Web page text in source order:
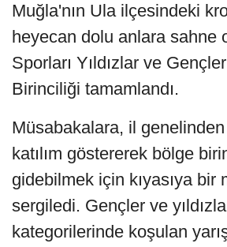
Muğla'nın Ula ilçesindeki
heyecan dolu anlara sahne
Sporları Yıldızlar ve
Birinciliği tamamlandı.
Müsabakalara, il
katılım göstererek bölge
gidebilmek için kıyasıya bir
sergiledi. Gençler ve
kategorilerinde koşulan